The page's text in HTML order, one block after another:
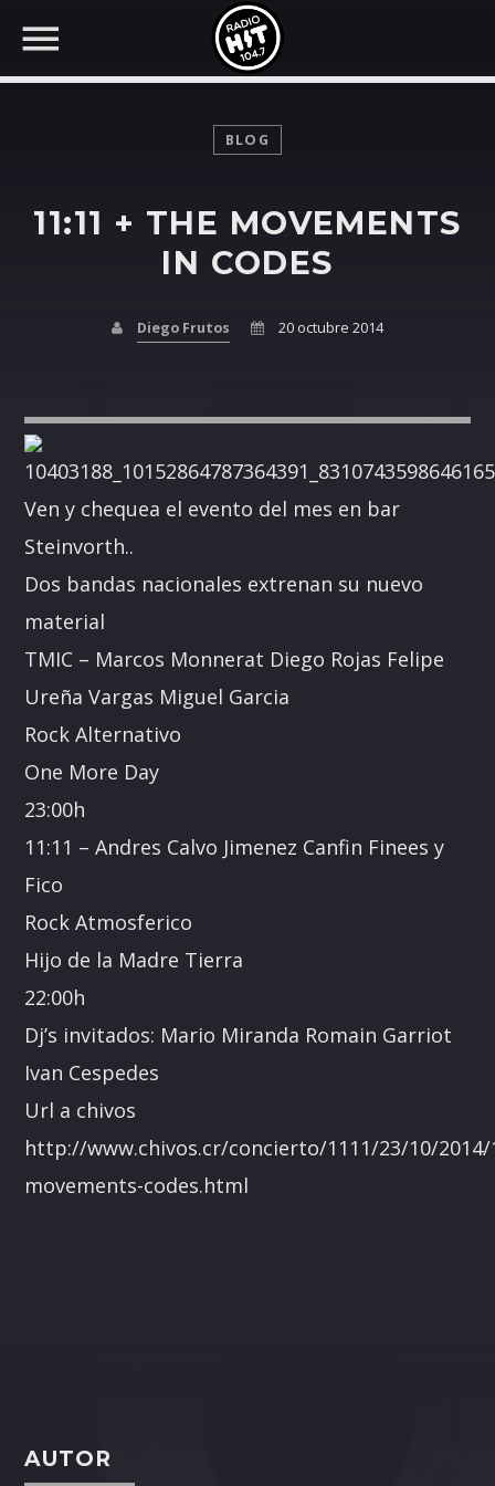
BUSCAR EN RADIO HIT
COMPARTE EN...
Twitter
Whatsapp
BLOG
11:11 + THE MOVEMENTS
IN CODES
Diego Frutos 20 octubre 2014
Ven y chequea el evento del mes en bar
Steinvorth..
Dos bandas nacionales extrenan su nuevo
material
TMIC – Marcos Monnerat Diego Rojas Felipe
Ureña Vargas Miguel Garcia
Rock Alternativo
One More Day
23:00h
11:11 – Andres Calvo Jimenez Canfin Finees y
Fico
Rock Atmosferico
Hijo de la Madre Tierra
22:00h
Dj’s invitados: Mario Miranda Romain Garriot
Ivan Cespedes
Url a chivos
http://www.chivos.cr/concierto/1111/23/10/2014/
movements-codes.html
AUTOR